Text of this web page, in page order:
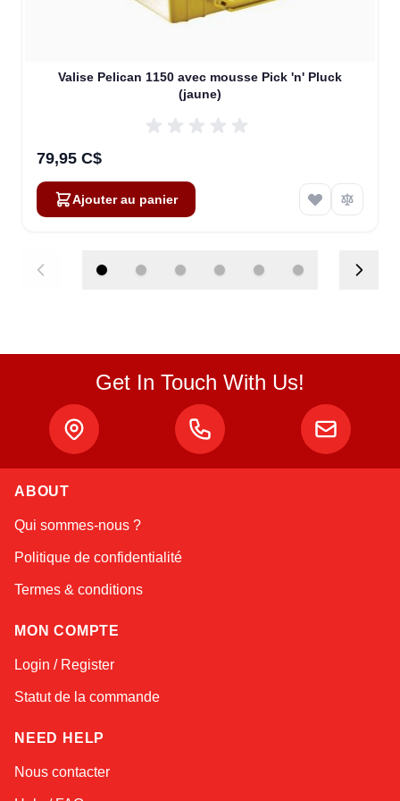
Valise Pelican 1150 avec mousse Pick 'n' Pluck
(jaune)
79,95 C$
Ajouter au panier
Get In Touch With Us!
ABOUT
Qui sommes-nous ?
Politique de confidentialité
Termes & conditions
MON COMPTE
Login / Register
Statut de la commande
NEED HELP
Nous contacter